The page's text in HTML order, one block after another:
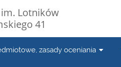
im. Lotników
41
zasady oceniania